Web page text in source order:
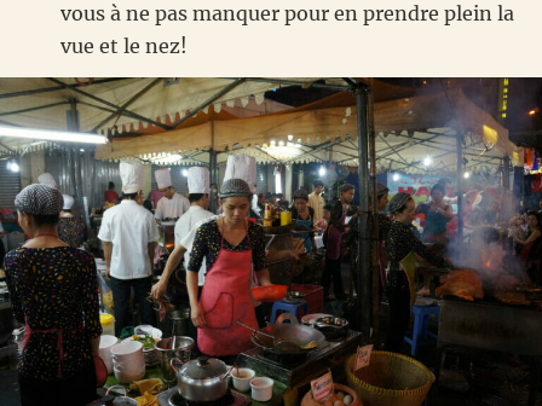
vous à ne pas manquer pour en prendre plein la
vue et le nez!